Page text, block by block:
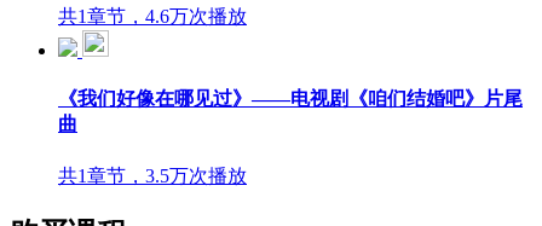
共1章节，4.6万次播放
《我们好像在哪见过》——电视剧《咱们结婚吧》片尾
曲
共1章节，3.5万次播放